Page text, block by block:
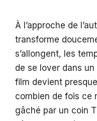
À l’approche de
transforme
s’allongent, les
de se lover dans
film devient
combien de fois ce
gâché par un coin